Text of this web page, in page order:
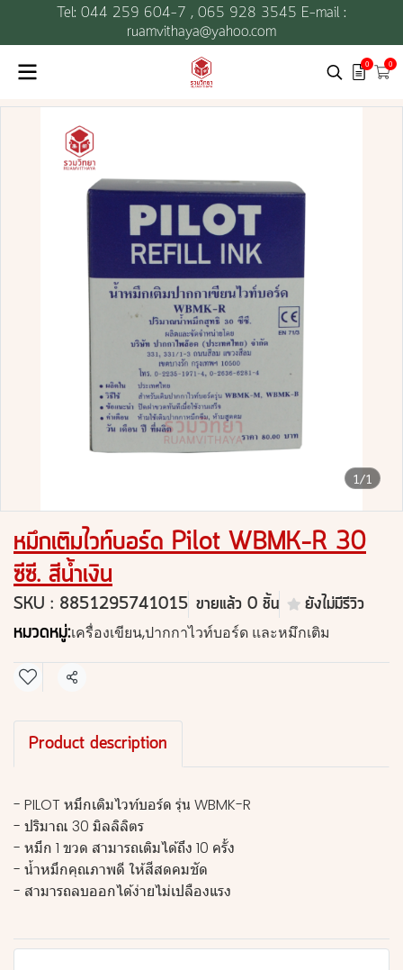
Tel: 044 259 604-7 , 065 928 3545 E-mail :
ruamvithaya@yahoo.com
0 0
1/1
หมึกเติมไวท์บอร์ด Pilot WBMK-R 30
ซีซี. สีน้ำเงิน
SKU : 8851295741015 ขายแล้ว 0 ชิ้น ยังไม่มีรีวิว
หมวดหมู่:เครื่องเขียน,ปากกาไวท์บอร์ด และหมึกเติม
แชร์
Product description
- PILOT หมึกเติมไวท์บอร์ด รุ่น WBMK-R
- ปริมาณ 30 มิลลิลิตร
- หมึก 1 ขวด สามารถเติมได้ถึง 10 ครั้ง
- น้ำหมึกคุณภาพดี ให้สีสดคมชัด
- สามารถลบออกได้ง่ายไม่เปลืองแรง